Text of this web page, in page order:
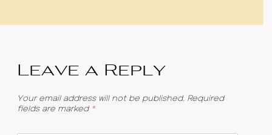
Leave a Reply
Your email address will not be published. Required
fields are marked *